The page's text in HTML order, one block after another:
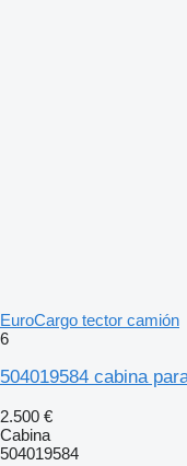
EuroCargo tector camión
6
504019584 cabina
2.500 €
Cabina
504019584